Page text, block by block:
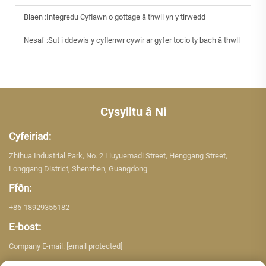
Blaen :Integredu Cyflawn o gottage â thwll yn y tirwedd
Nesaf :Sut i ddewis y cyflenwr cywir ar gyfer tocio ty bach â thwll
Cysylltu â Ni
Cyfeiriad:
Zhihua Industrial Park, No. 2 Liuyuemadi Street, Henggang Street,
Longgang District, Shenzhen, Guangdong
Ffôn:
+86-18929355182
E-bost:
Company E-mail: [email protected]